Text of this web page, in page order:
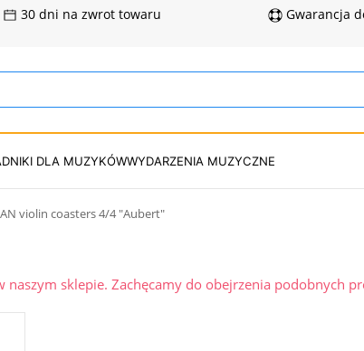
30 dni na zwrot towaru Gwarancja
DLA MUZYKÓWWYDARZENIA MUZYCZNE
AN violin coasters 4/4 ″Aubert″
sklepie. Zachęcamy do obejrzenia podobnych